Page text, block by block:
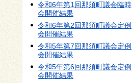
令和6年第1回那須町議会臨時
会開催結果
令和6年第2回那須町議会定例
会開催結果
令和5年第7回那須町議会定例
会開催結果
令和5年第6回那須町議会定例
会開催結果